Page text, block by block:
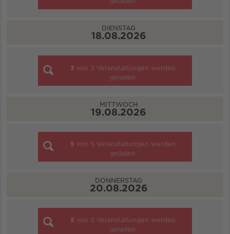
DIENSTAG
18.08.2026
3 von 3 Veranstaltungen werden
geladen
MITTWOCH
19.08.2026
5 von 5 Veranstaltungen werden
geladen
DONNERSTAG
20.08.2026
5 von 5 Veranstaltungen werden
geladen